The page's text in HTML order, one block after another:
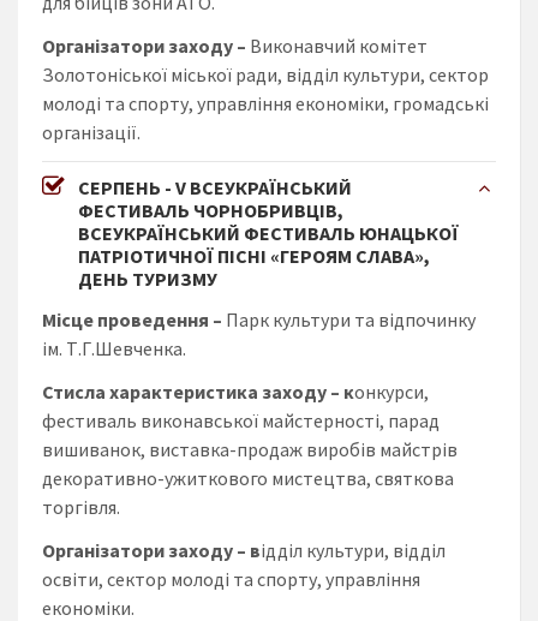
Організатори заходу – Виконавчий комітет
Золотоніської міської ради, відділ культури, сектор
молоді та спорту, управління економіки, громадські
організації.
СЕРПЕНЬ - V ВСЕУКРАЇНСЬКИЙ
ФЕСТИВАЛЬ ЧОРНОБРИВЦІВ,
ВСЕУКРАЇНСЬКИЙ ФЕСТИВАЛЬ ЮНАЦЬКОЇ
ПАТРІОТИЧНОЇ ПІСНІ «ГЕРОЯМ СЛАВА»,
ДЕНЬ ТУРИЗМУ
Місце проведення – Парк культури та відпочинку
ім. Т.Г.Шевченка.
Стисла характеристика заходу – конкурси,
фестиваль виконавської майстерності, парад
вишиванок, виставка-продаж виробів майстрів
декоративно-ужиткового мистецтва, святкова
торгівля.
Організатори заходу – відділ культури, відділ
освіти, сектор молоді та спорту, управління
економіки.